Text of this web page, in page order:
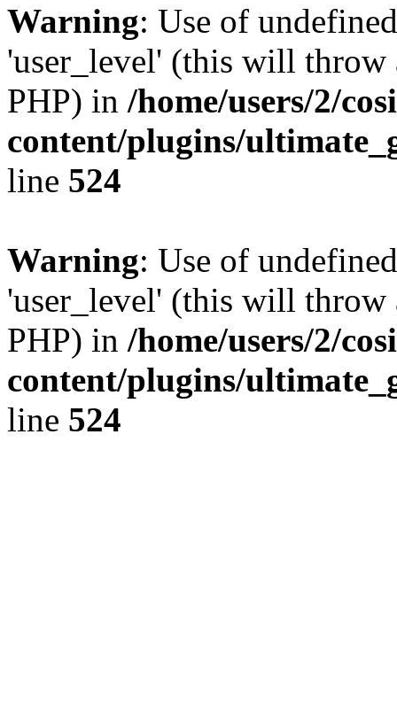
Warning: Use of
'user_level' (this will
PHP) in /home/users/2/
content/plugins/
line 524
Warning: Use of
'user_level' (this will
PHP) in /home/users/2/
content/plugins/
line 524